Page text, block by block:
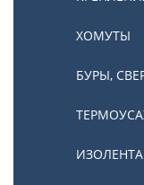
ХОМУТЫ
БУРЫ,
ИЗОЛЕНТА